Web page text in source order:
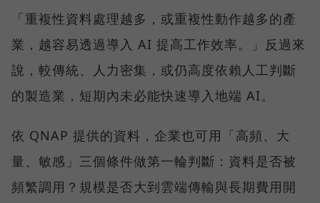
「重複性資料處理越多，或重複性動作越多的產
業，越容易透過導入 AI 提高工作效率。」反過來
說，較傳統、人力密集，或仍高度依賴人工判斷
的製造業，短期內未必能快速導入地端 AI。
依 QNAP 提供的資料，企業也可用「高頻、大
量、敏感」三個條件做第一輪判斷：資料是否被
頻繁調用？規模是否大到雲端傳輸與長期費用開